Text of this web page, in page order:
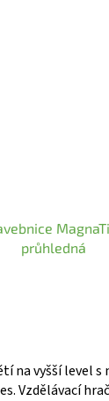
průhledná
na vyšší level s
Vzdělávací